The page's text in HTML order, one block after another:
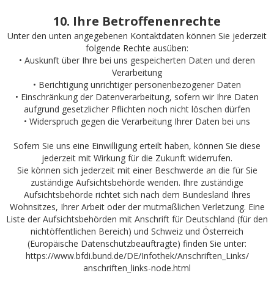
10. Ihre Betroffenenrechte
Unter den unten angegebenen Kontaktdaten können Sie jederzeit
folgende Rechte ausüben:
• Auskunft über Ihre bei uns gespeicherten Daten und deren
Verarbeitung
• Berichtigung unrichtiger personenbezogener Daten
• Einschränkung der Datenverarbeitung, sofern wir Ihre Daten
aufgrund gesetzlicher Pflichten noch nicht löschen dürfen
• Widerspruch gegen die Verarbeitung Ihrer Daten bei uns
Sofern Sie uns eine Einwilligung erteilt haben, können Sie diese
jederzeit mit Wirkung für die Zukunft widerrufen.
Sie können sich jederzeit mit einer Beschwerde an die für Sie
zuständige Aufsichtsbehörde wenden. Ihre zuständige
Aufsichtsbehörde richtet sich nach dem Bundesland Ihres
Wohnsitzes, Ihrer Arbeit oder der mutmaßlichen Verletzung. Eine
Liste der Aufsichtsbehörden mit Anschrift für Deutschland (für den
nichtöffentlichen Bereich) und Schweiz und Österreich
(Europäische Datenschutzbeauftragte) finden Sie unter:
https://www.bfdi.bund.de/DE/Infothek/Anschriften_Links/
anschriften_links-node.html